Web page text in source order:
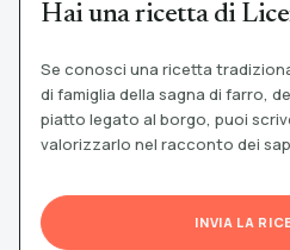
Hai una ricetta di
Se conosci una ricetta
di famiglia della sagna di farro,
piatto legato al borgo, puoi
valorizzarlo nel racconto dei
INVIA LA